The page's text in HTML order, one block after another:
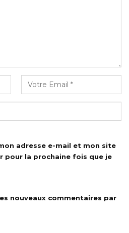
adresse e-mail et mon site
pour la prochaine fois que je
nouveaux commentaires par